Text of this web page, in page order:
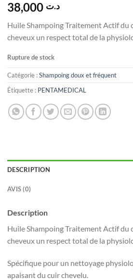
د.ت
Huile Shampoing Traitement Actif du
cheveux un respect total de la
Rupture de stock
Catégorie :Shampoing doux et fréquent
Étiquette : PENTAMEDICAL
DESCRIPTION
AVIS (0)
Description
Huile Shampoing Traitement Actif du
cheveux un respect total de la
Spécifique pour un nettoyage
apaisant du cuir chevelu.